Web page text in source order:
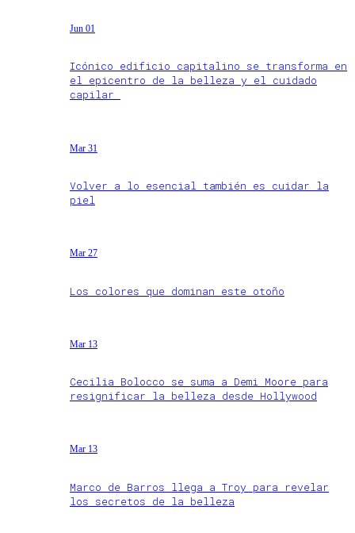
Jun 01
Icónico edificio capitalino se transforma en
el epicentro de la belleza y el cuidado
capilar
Mar 31
Volver a lo esencial también es cuidar la
piel
Mar 27
Los colores que dominan este otoño
Mar 13
Cecilia Bolocco se suma a Demi Moore para
resignificar la belleza desde Hollywood
Mar 13
Marco de Barros llega a Troy para revelar
los secretos de la belleza